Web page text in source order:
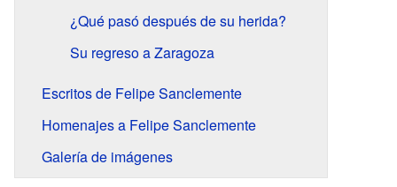
¿Qué pasó después de su herida?
Su regreso a Zaragoza
Escritos de Felipe Sanclemente
Homenajes a Felipe Sanclemente
Galería de imágenes